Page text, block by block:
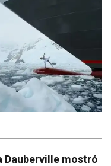
Dauberville mostró